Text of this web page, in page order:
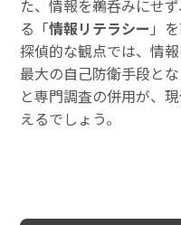
た、情報を鵜呑みにせ
る「情報リテラシー 」
探偵的な観点では、情
最大の自己防衛手段と
と専門調査の併用が、
えるでしょう。